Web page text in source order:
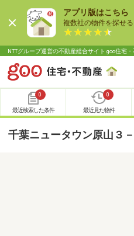
アプリ版はこちら
複数社の物件を探せる
NTTグループ運営の不動産総合サイト goo住宅
0
最近検索した条件
0
最近見た物件
千葉ニュータウン原山３